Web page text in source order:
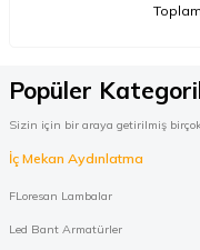
Toplam
Popüler
Sizin için bir araya getirilmiş
İç Mekan Aydınlatma
FLoresan Lambalar
Led Bant Armatürler